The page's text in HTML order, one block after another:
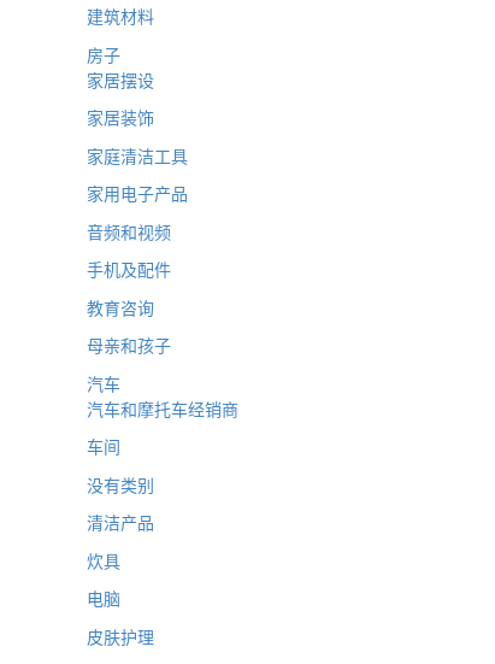
建筑材料
房子
家居摆设
家居装饰
家庭清洁工具
家用电子产品
音频和视频
手机及配件
教育咨询
母亲和孩子
汽车
汽车和摩托车经销商
车间
没有类别
清洁产品
炊具
电脑
皮肤护理